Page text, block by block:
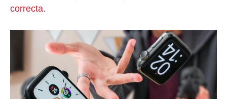
correcta.